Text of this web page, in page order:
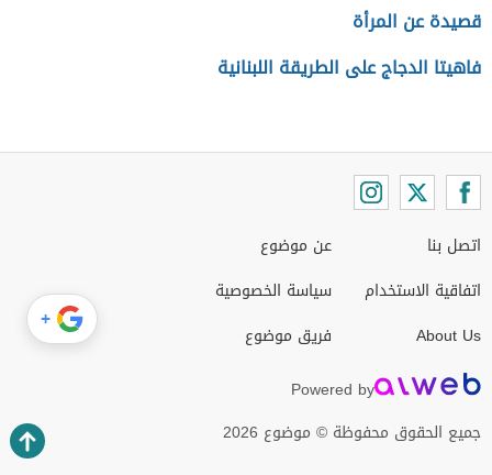
قصيدة عن المرأة
فاهيتا الدجاج على الطريقة اللبنانية
اتصل بنا
اتفاقية الاستخدام
About Us
عن موضوع
سياسة الخصوصية
فريق موضوع
Powered by
جميع الحقوق محفوظة © موضوع 2026
+